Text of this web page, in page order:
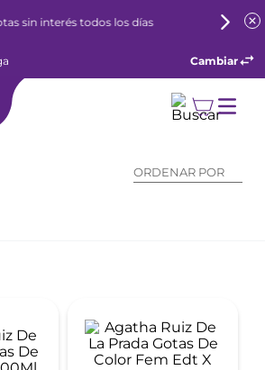
sin interés todos los días
Cambiar
ORDENAR POR